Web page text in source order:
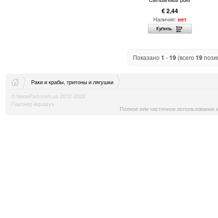
€ 2,44
Наличие: нет
Показано1 -19 (всего19
Раки и крабы, тритоны и лягушки
© NanoFish.com.ua 2012-2020
Партнер Aquasys
Полное или частичное